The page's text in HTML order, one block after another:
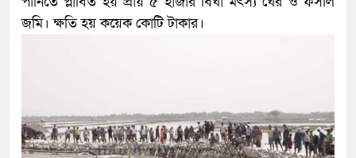
জমি। ক্ষতি হয় কয়েক কোটি টাকার।